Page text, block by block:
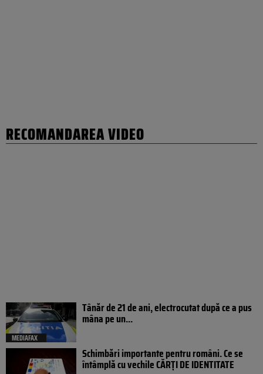
RECOMANDAREA VIDEO
MEDIAFAX
Tânăr de 21 de ani, electrocutat după ce a pus
mâna pe un...
Schimbări importante pentru români. Ce se
întâmplă cu vechile CĂRȚI DE IDENTITATE